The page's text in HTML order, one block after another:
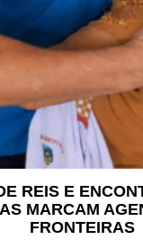
REIS E
MARCAM
FRONTEIRAS